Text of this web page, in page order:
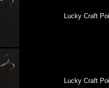
Lucky Craft
Lucky Craft